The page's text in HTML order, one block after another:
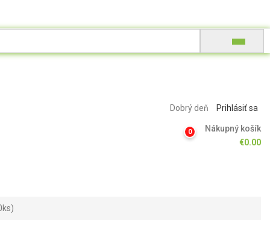
Dobrý deň Prihlásiť sa
0
Nákupný košík
€0.00